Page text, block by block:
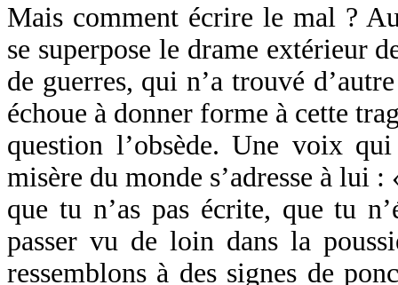
Mais comment écrire le mal ?
se superpose le drame extérieur
de guerres, qui n’a trouvé
échoue à donner forme à cette
question l’obsède. Une voix
misère du monde s’adresse à lui
que tu n’as pas écrite, que tu
passer vu de loin dans la
ressemblons à des signes de